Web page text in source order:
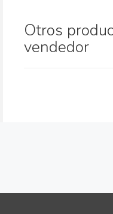
Otros
vendedor